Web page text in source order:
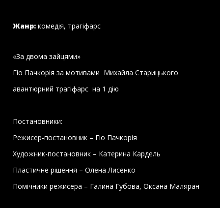
Жанр:комедія, трагіфарс
«За двома зайцями»
Гіо Пачкорія за мотивами Михайла Старицького
авантюрний трагіфарс на 1 дію
Постановники:
Режисер-постановник – Гіо Пачкорія
Художник-постановник – Катерина Кардель
Пластичне рішення – Олена Лисенко
Помічники режисера – Галина Губова, Оксана Маляран